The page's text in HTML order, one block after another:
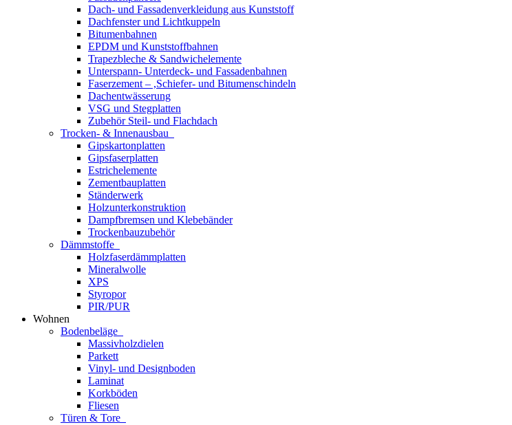
Dach- und Fassadenverkleidung aus Kunststoff
Dachfenster und Lichtkuppeln
Bitumenbahnen
EPDM und Kunststoffbahnen
Trapezbleche & Sandwichelemente
Unterspann- Unterdeck- und Fassadenbahnen
Faserzement – ,Schiefer- und Bitumenschindeln
Dachentwässerung
VSG und Stegplatten
Zubehör Steil- und Flachdach
Trocken- & Innenausbau
Gipskartonplatten
Gipsfaserplatten
Estrichelemente
Zementbauplatten
Ständerwerk
Holzunterkonstruktion
Dampfbremsen und Klebebänder
Trockenbauzubehör
Dämmstoffe
Holzfaserdämmplatten
Mineralwolle
XPS
Styropor
PIR/PUR
Wohnen
Bodenbeläge
Massivholzdielen
Parkett
Vinyl- und Designboden
Laminat
Korkböden
Fliesen
Türen & Tore